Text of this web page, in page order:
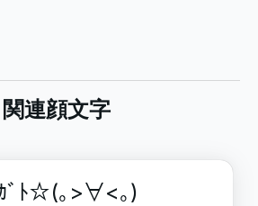
関連顔文字
ﾞﾄ☆(｡>∀<｡)